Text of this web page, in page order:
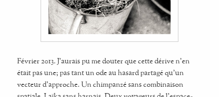
Février 2013. J’aurais pu me douter que cette dérive n’en
était pas une; pas tant un ode au hasard partagé qu’un
vecteur d’approche. Un chimpanzé sans combinaison